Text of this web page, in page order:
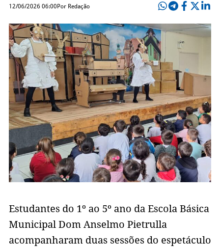
12/06/2026 06:00Por Redação
Estudantes do 1º ao 5º ano da Escola Básica
Municipal Dom Anselmo Pietrulla
acompanharam duas sessões do espetáculo